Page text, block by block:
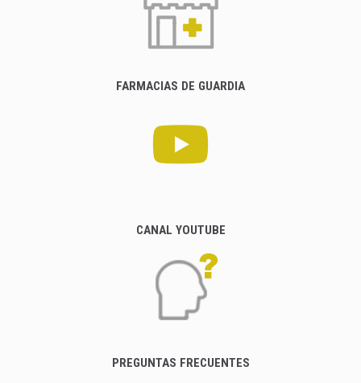
FARMACIAS DE GUARDIA
CANAL YOUTUBE
PREGUNTAS FRECUENTES